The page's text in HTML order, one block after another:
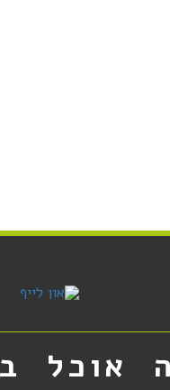
אוכל